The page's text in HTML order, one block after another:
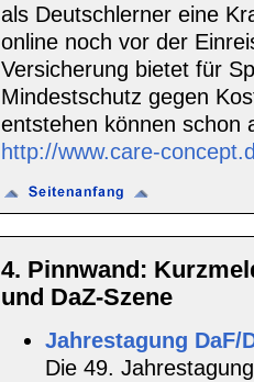
als Deutschlerner eine
online noch vor der
Versicherung bietet für
Mindestschutz gegen
entstehen können schon
http://www.care-
4. Pinnwand:
und DaZ-Szene
Jahrestagung DaF/
Die 49.